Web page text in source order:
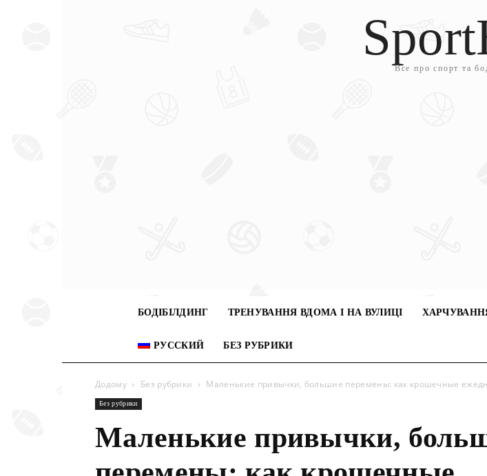
Все про спорт та
БОДІБІЛДИНГ ТРЕНУВАННЯ ВДОМА І НА ВУЛИЦІ
РУССКИЙ БЕЗ РУБРИКИ
Додому Без рубрики Маленькие привычки, большие перемены: как крошечные
Без рубрики
Маленькие привычки,